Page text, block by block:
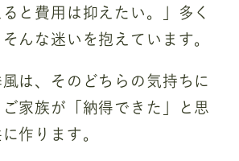
と費用は抑えたい。」多く
んな迷いを抱えています。
は、そのどちらの気持ちに
家族が「納得できた」と思
作ります。